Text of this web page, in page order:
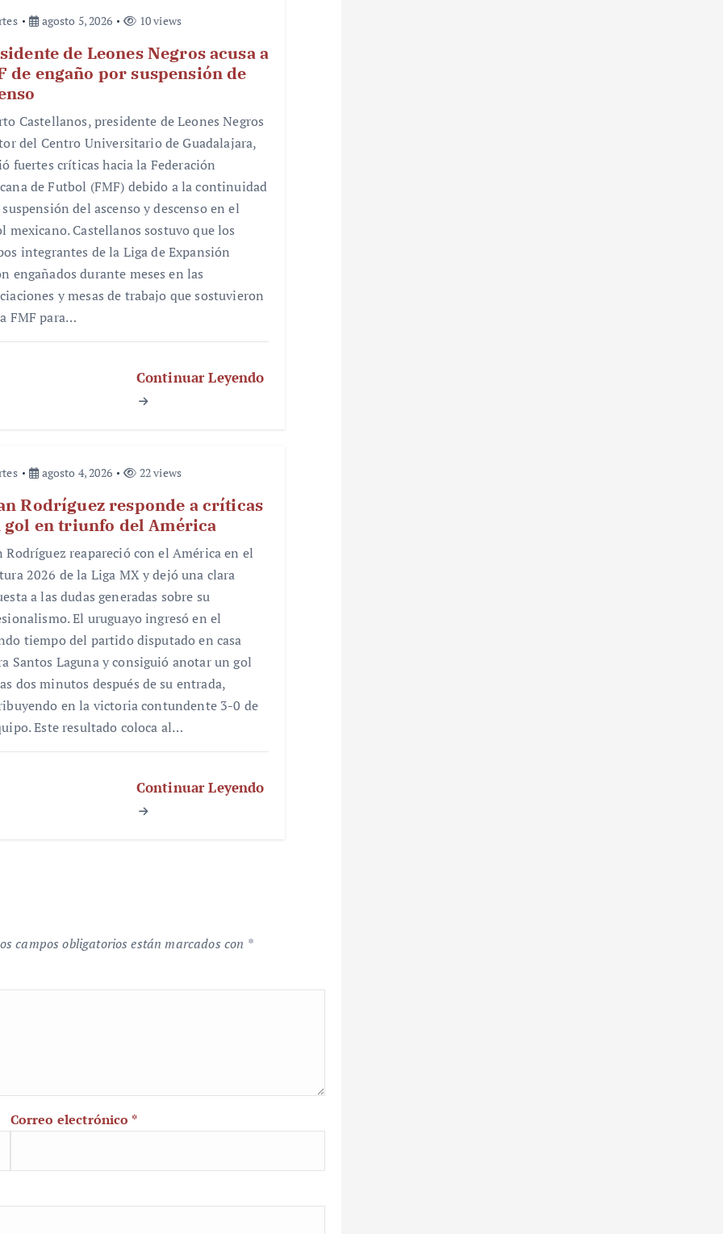
agosto 5, 2026 10 views
de Leones Negros acusa a
de engaño por suspensión de
Castellanos, presidente de Leones Negros
del Centro Universitario de Guadalajara,
fuertes críticas hacia la Federación
de Futbol (FMF) debido a la continuidad
del ascenso y descenso en el
mexicano. Castellanos sostuvo que los
integrantes de la Liga de Expansión
engañados durante meses en las
y mesas de trabajo que sostuvieron
FMF para…
Continuar Leyendo
agosto 4, 2026 22 views
Rodríguez responde a críticas
gol en triunfo del América
Rodríguez reapareció con el América en el
2026 de la Liga MX y dejó una clara
a las dudas generadas sobre su
El uruguayo ingresó en el
tiempo del partido disputado en casa
Santos Laguna y consiguió anotar un gol
dos minutos después de su entrada,
en la victoria contundente 3-0 de
Este resultado coloca al…
Continuar Leyendo
campos obligatorios están marcados con *
Correo electrónico *